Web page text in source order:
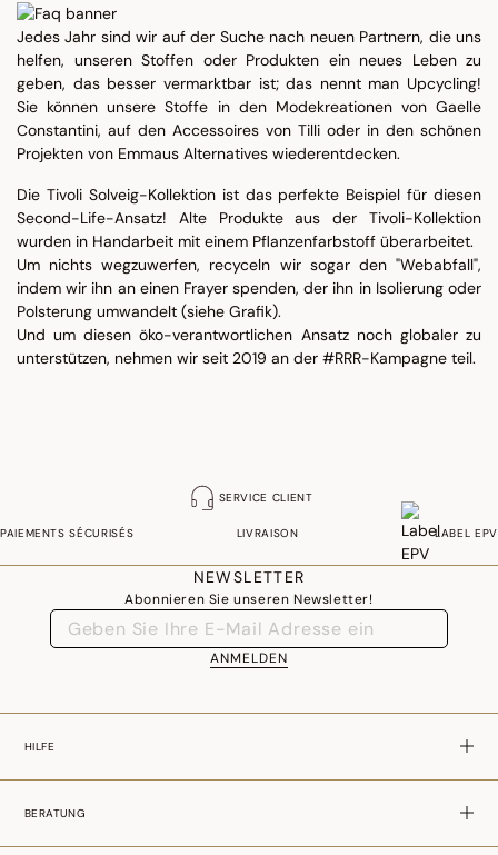
Jedes Jahr sind wir auf der Suche nach neuen Partnern, die uns
helfen, unseren Stoffen oder Produkten ein neues Leben zu
geben, das besser vermarktbar ist; das nennt man Upcycling!
Sie können unsere Stoffe in den Modekreationen von Gaelle
Constantini, auf den Accessoires von Tilli oder in den schönen
Projekten von Emmaus Alternatives wiederentdecken.
Die Tivoli Solveig-Kollektion ist das perfekte Beispiel für diesen
Second-Life-Ansatz! Alte Produkte aus der Tivoli-Kollektion
wurden in Handarbeit mit einem Pflanzenfarbstoff überarbeitet.
Um nichts wegzuwerfen, recyceln wir sogar den "Webabfall",
indem wir ihn an einen Frayer spenden, der ihn in Isolierung oder
Polsterung umwandelt (siehe Grafik).
Und um diesen öko-verantwortlichen Ansatz noch globaler zu
unterstützen, nehmen wir seit 2019 an der #RRR-Kampagne teil.
SERVICE CLIENT
PAIEMENTS SÉCURISÉS LIVRAISON LABEL EPV
NEWSLETTER
Abonnieren Sie unseren Newsletter!
ANMELDEN
HILFE
BERATUNG